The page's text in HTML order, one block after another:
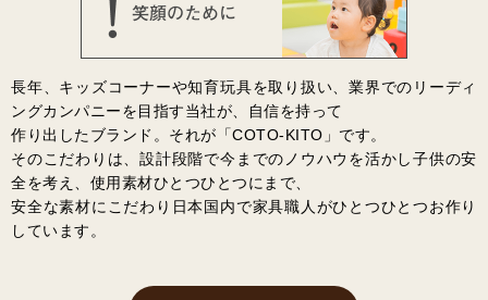
長年、キッズコーナーや知育玩具を取り扱い、業界でのリーディ
ングカンパニーを目指す当社が、自信を持って
作り出したブランド。それが「COTO-KITO」です。
そのこだわりは、設計段階で今までのノウハウを活かし子供の安
全を考え、使用素材ひとつひとつにまで、
安全な素材にこだわり日本国内で家具職人がひとつひとつお作り
しています。